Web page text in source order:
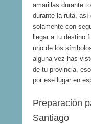
amarillas durante
durante la ruta, así
solamente con
llegar a tu destino
uno de los
alguna vez has
de tu provincia,
por ese lugar en
Preparación
Santiago